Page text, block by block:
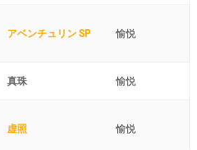
アベンチュリン SP 愉悦
真珠 愉悦
虚照 愉悦